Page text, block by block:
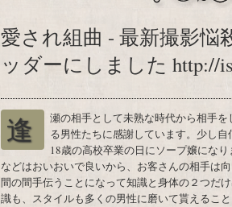
愛され組曲 - 最新撮影
ッダーにしました http://
逢瀬の相手として未熟な時代から相手をして、わたしの身体を喜んで楽しんでくれ
る男性たちに感謝しています。少し自
18歳の高校卒業の日にソープ嬢にな
などはおいおいで良いから、お客さんの相手は
間の間手伝うことになって知識と身体の２つだ
識も、スタイルも多くの男性に磨いて貰えるこ